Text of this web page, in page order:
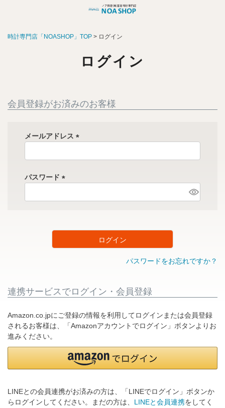
時計専門店「NOASHOP」TOP ログイン
ログイン
会員登録がお済みのお客様
メールアドレス
必
パスワード
必
ログイン
パスワードをお忘れですか？
連携サービスでログイン・会員登録
Amazon.co.jpにご登録の情報を利用してログインまたは会員登録
されるお客様は、「Amazonアカウントでログイン」ボタンよりお
進みください。
LINEとの会員連携がお済みの方は、「LINEでログイン」ボタンか
らログインしてください。まだの方は、 LINEと会員連携をしてく